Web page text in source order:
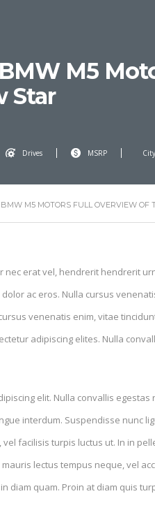
M5
Star
Drives MSRP
BMW M5 MOTORS FULL OVERVIEW OF
nec erat vel, hendrerit hendrerit
ac eros. Nulla cursus
venenatis enim, vitae
adipiscing elites. Nulla
elit. Nulla convallis
interdum. Suspendisse nunc
facilisis turpis luctus ut. In in
lectus tempus neque, vel
diam quam. Proin at diam quis